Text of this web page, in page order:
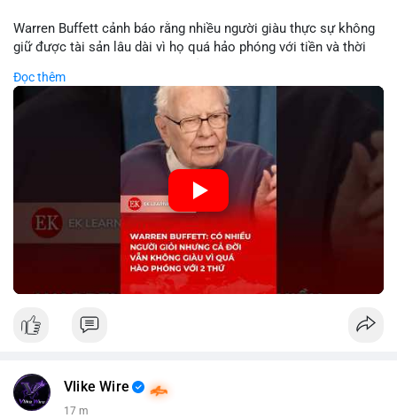
Warren Buffett cảnh báo rằng nhiều người giàu thực sự không
giữ được tài sản lâu dài vì họ quá hảo phóng với tiền và thời
nhuận tái đầu tư và suy giảm sức mạnh tăng trưởng danh mục.
Đối với nhà đầu tư crypto, giữ lại lợi nhuận để tái đầu tư vào
dự án tiềm năng quan trọng hơn chia sẻ quá mức. Cân bằng
đóng góp xã hội và bảo vệ tài sản giúp nhà đầu tư đạt được
bền vững tài chính mà Buffett đề cao.
🎥 Xem video trực tiếp tại:
Nguồn: KIEN THUC KINH TE
Đọc thêm
Vlike Wire
17 m